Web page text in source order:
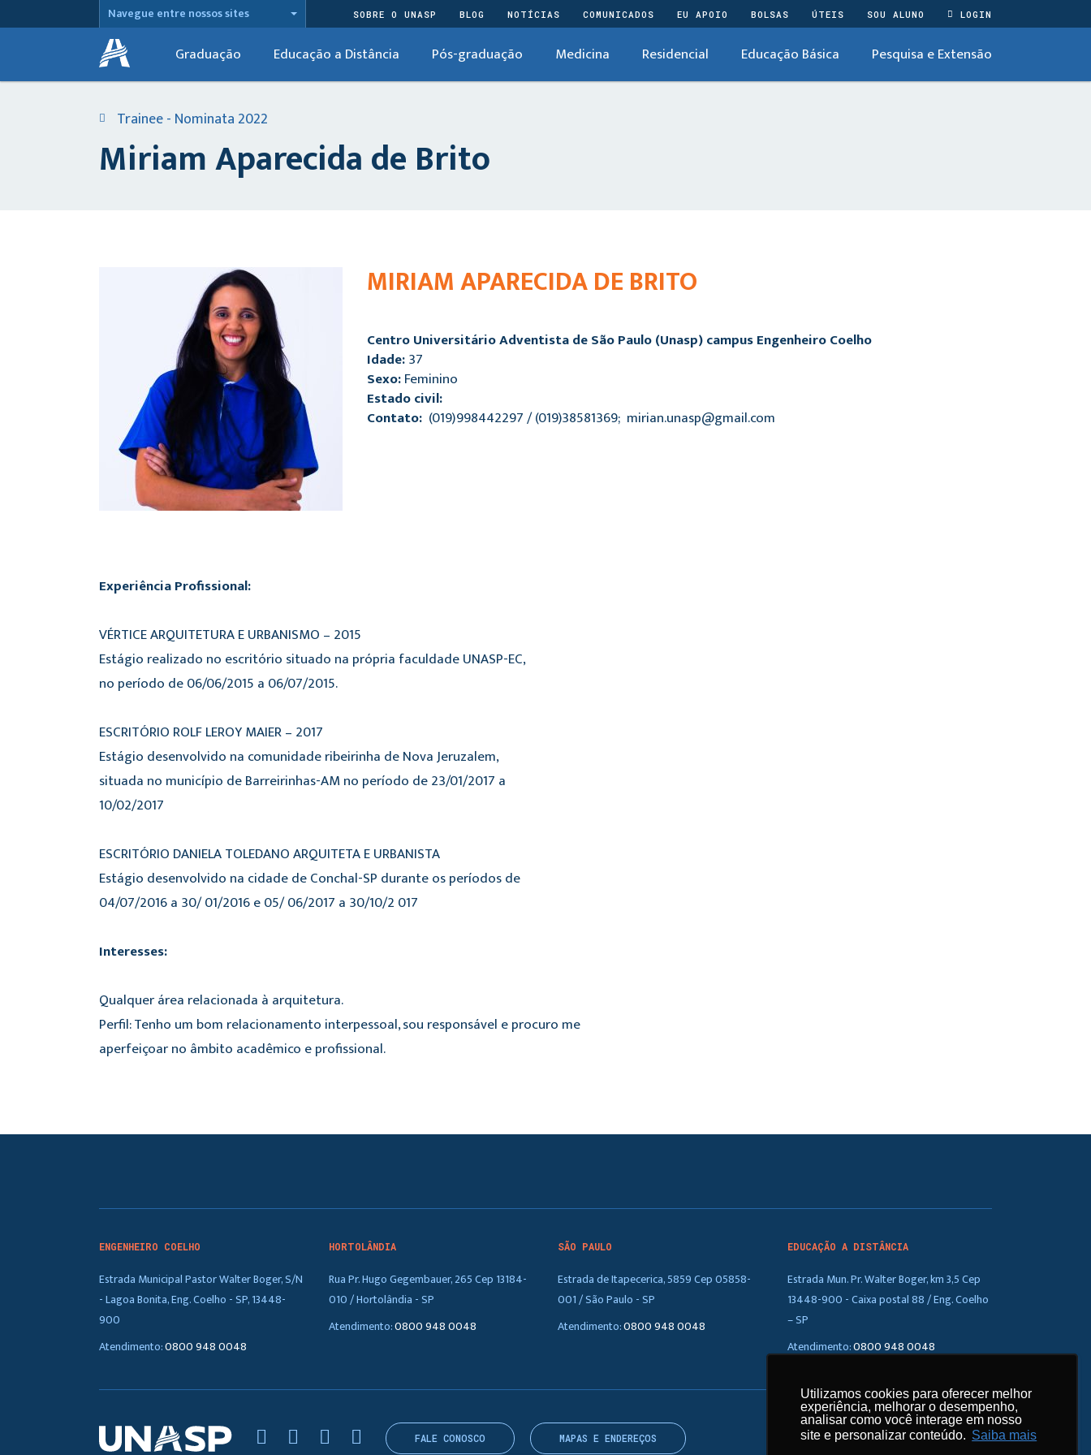
Utilizamos cookies para oferecer melhor
experiência, melhorar o desempenho,
analisar como você interage em nosso
site e personalizar conteúdo. Saiba mais
Utilizamos cookies para oferecer melhor
experiência, melhorar o desempenho,
analisar como você interage em nosso
site e personalizar conteúdo. Saiba mais
Navegue entre nossos sites SOBRE O UNASP BLOG NOTÍCIAS COMUNICADOS EU APOIO BOLSAS ÚTEIS SOU ALUNO LOGIN
Graduação Educação a Distância Pós-graduação Medicina Residencial Educação Básica Pesquisa e Extensão
Trainee - Nominata 2022
Miriam Aparecida de Brito
MIRIAM APARECIDA DE BRITO
Centro Universitário Adventista de São Paulo (Unasp) campus Engenheiro Coelho
Idade:37
Sexo:Feminino
Estado civil:
Contato: (019)998442297 / (019)38581369; mirian.unasp@gmail.com
Experiência Profissional:
VÉRTICE ARQUITETURA E URBANISMO – 2015
Estágio realizado no escritório situado na própria faculdade UNASP-EC,
no período de 06/06/2015 a 06/07/2015.
ESCRITÓRIO ROLF LEROY MAIER – 2017
Estágio desenvolvido na comunidade ribeirinha de Nova Jeruzalem,
situada no município de Barreirinhas-AM no período de 23/01/2017 a
10/02/2017
ESCRITÓRIO DANIELA TOLEDANO ARQUITETA E URBANISTA
Estágio desenvolvido na cidade de Conchal-SP durante os períodos de
04/07/2016 a 30/ 01/2016 e 05/ 06/2017 a 30/10/2 017
Interesses:
Qualquer área relacionada à arquitetura.
Perfil: Tenho um bom relacionamento interpessoal, sou responsável e procuro me
aperfeiçoar no âmbito acadêmico e profissional.
ENGENHEIRO COELHO
Estrada Municipal Pastor Walter Boger, S/N
- Lagoa Bonita, Eng. Coelho - SP, 13448-
900
Atendimento:0800 948 0048
HORTOLÂNDIA
Rua Pr. Hugo Gegembauer, 265 Cep 13184-
010 / Hortolândia - SP
Atendimento:0800 948 0048
SÃO PAULO
Estrada de Itapecerica, 5859 Cep 05858-
001 / São Paulo - SP
Atendimento:0800 948 0048
EDUCAÇÃO A DISTÂNCIA
Estrada Mun. Pr. Walter Boger, km 3,5 Cep
13448-900 - Caixa postal 88 / Eng. Coelho
– SP
Atendimento:0800 948 0048
FALE CONOSCO MAPAS E ENDEREÇOS